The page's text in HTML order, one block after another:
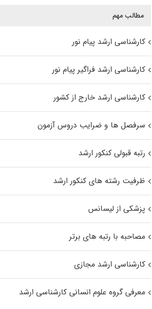
مطالب مهم
کارشناسی ارشد پیام نور
کارشناسی ارشد فراگیر پیام نور
کارشناسی ارشد خارج از کشور
سرفصل ها و ضرایب دروس آزمون
رتبه قبولی کنکور ارشد
ظرفیت رشته های کنکور ارشد
پزشکی از لیسانس
مصاحبه با رتبه های برتر
کارشناسی ارشد مجازی
معرفی گروه علوم انسانی کارشناسی ارشد